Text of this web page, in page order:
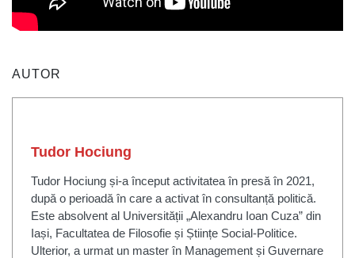
AUTOR
Tudor Hociung
Tudor Hociung și-a început activitatea în presă în 2021,
după o perioadă în care a activat în consultanță politică.
Este absolvent al Universității „Alexandru Ioan Cuza” din
Iași, Facultatea de Filosofie și Științe Social-Politice.
Ulterior, a urmat un master în Management și Guvernare